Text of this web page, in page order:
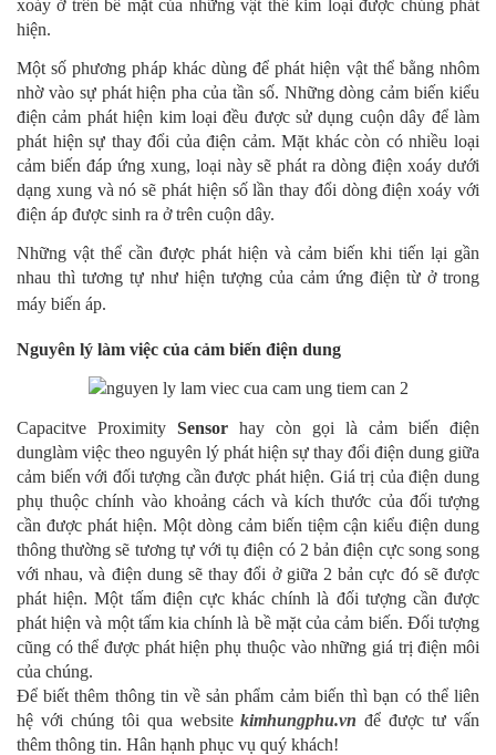
xoáy ở trên bề mặt của những vật thể kim loại được chúng phát
hiện.
Một số phương pháp khác dùng để phát hiện vật thể bằng nhôm
nhờ vào sự phát hiện pha của tần số. Những dòng cảm biến kiểu
điện cảm phát hiện kim loại đều được sử dụng cuộn dây để làm
phát hiện sự thay đổi của điện cảm. Mặt khác còn có nhiều loại
cảm biến đáp ứng xung, loại này sẽ phát ra dòng điện xoáy dưới
dạng xung và nó sẽ phát hiện số lần thay đổi dòng điện xoáy với
điện áp được sinh ra ở trên cuộn dây.
Những vật thể cần được phát hiện và cảm biến khi tiến lại gần
nhau thì tương tự như hiện tượng của cảm ứng điện từ ở trong
máy biến áp.
Nguyên lý làm việc của cảm biến điện dung
Capacitve Proximity Sensor hay còn gọi là cảm biến điện
dunglàm việc theo nguyên lý phát hiện sự thay đổi điện dung giữa
cảm biến với đối tượng cần được phát hiện. Giá trị của điện dung
phụ thuộc chính vào khoảng cách và kích thước của đối tượng
cần được phát hiện. Một dòng cảm biến tiệm cận kiểu điện dung
thông thường sẽ tương tự với tụ điện có 2 bản điện cực song song
với nhau, và điện dung sẽ thay đổi ở giữa 2 bản cực đó sẽ được
phát hiện. Một tấm điện cực khác chính là đối tượng cần được
phát hiện và một tấm kia chính là bề mặt của cảm biến. Đối tượng
cũng có thể được phát hiện phụ thuộc vào những giá trị điện môi
của chúng.
Để biết thêm thông tin về sản phẩm cảm biến thì bạn có thể liên
hệ với chúng tôi qua websitekimhungphu.vn để được tư vấn
thêm thông tin. Hân hạnh phục vụ quý khách!